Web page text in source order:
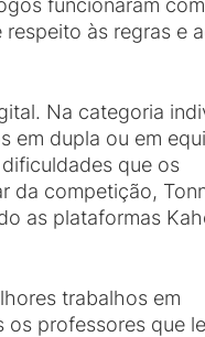
funcionaram
às regras e
Na categoria
em dupla ou em
que os
da competição,
as plataformas
trabalhos em
professores que